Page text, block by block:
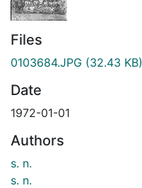
Files
0103684.JPG (32.43 KB)
Date
1972-01-01
Authors
s. n.
s. n.